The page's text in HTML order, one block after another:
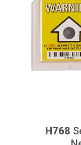
H768